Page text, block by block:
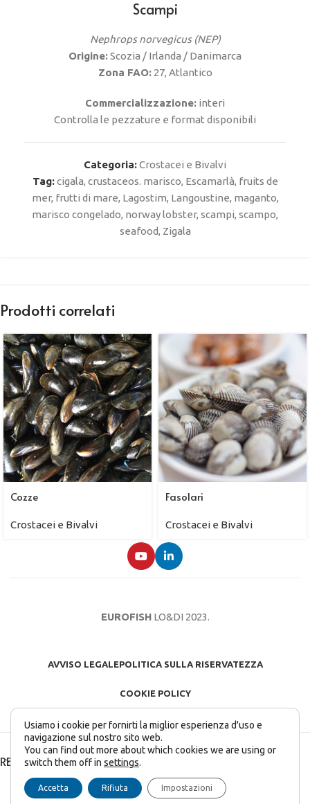
Scampi
Nephrops norvegicus (NEP)
Origine:Scozia / Irlanda / Danimarca
Zona FAO:27, Atlantico
Commercializzazione: interi
Controlla le pezzature e format disponibili
Categoria:Crostacei e Bivalvi
Tag: cigala, crustaceos. marisco, Escamarlà, fruits de
mer, frutti di mare, Lagostim, Langoustine, maganto,
marisco congelado, norway lobster, scampi, scampo,
seafood, Zigala
Prodotti correlati
Cozze
Crostacei e Bivalvi
Fasolari
Crostacei e Bivalvi
EUROFISHLO&DI 2023.
AVVISO LEGALEPOLITICA SULLA RISERVATEZZA
COOKIE POLICY
RECENT POSTS
Usiamo i cookie per fornirti la miglior esperienza d'uso e
navigazione sul nostro sito web.
You can find out more about which cookies we are using or
switch them off in settings.
Accetta Rifiuta Impostazioni
English (Inglese ) Français( Francese